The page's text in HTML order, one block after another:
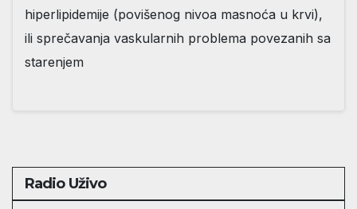
hiperlipidemije (povišenog nivoa masnoća u krvi),
ili sprečavanja vaskularnih problema povezanih sa
starenjem
Radio Uživo